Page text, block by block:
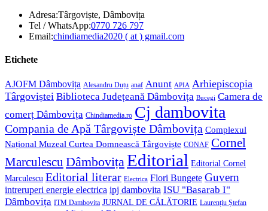
Adresa:Târgoviște, Dâmbovița
Tel / WhatsApp:0770 726 797Opens
in
Email:chindiamedia2020 ( at ) gmail.comOpens
Etichete
AJOFM Dâmbovița Alesandru Duțu anaf Anunt APIA Arhiepiscopia
Târgoviștei Biblioteca Județeană Dâmbovița Bucegi Camera de
comerț Dâmbovița Chindiamedia.ro Cj dambovita
Compania de Apă Târgoviște Dâmbovița Complexul
Național Muzeal Curtea Domnească Târgoviște CONAF Cornel
Marculescu DâmbovițaEditorial Editorial Cornel
Marculescu Editorial literar Electrica Flori Bungete Guvern
intreruperi energie electrica ipj dambovita ISU "Basarab I"
Dâmbovița ITM Dambovita JURNAL DE CĂLĂTORIE Laurențiu Ștefan